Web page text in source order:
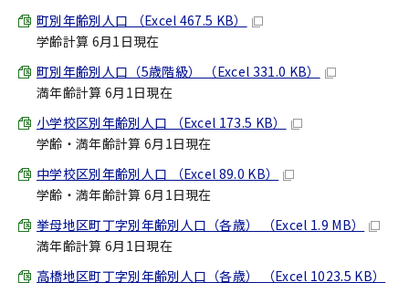
町別年齢別人口 （Excel 467.5 KB）
学齢計算 6月1日現在
町別年齢別人口（5歳階級） （Excel 331.0 KB）
満年齢計算 6月1日現在
小学校区別年齢別人口 （Excel 173.5 KB）
学齢・満年齢計算 6月1日現在
中学校区別年齢別人口 （Excel 89.0 KB）
学齢・満年齢計算 6月1日現在
挙母地区町丁字別年齢別人口（各歳） （Excel 1.9 MB）
満年齢計算 6月1日現在
高橋地区町丁字別年齢別人口（各歳） （Excel 1023.5 KB）